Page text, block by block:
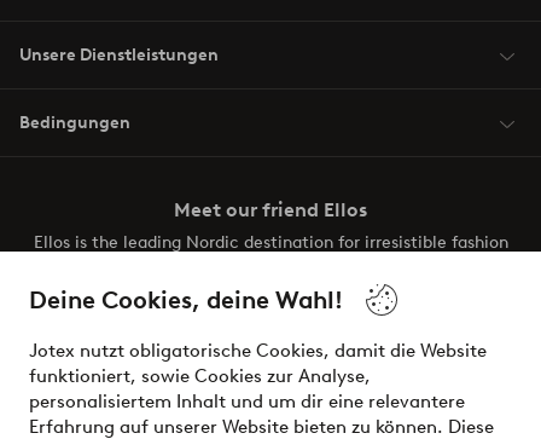
Deine Cookies, deine Wahl!
Jotex nutzt obligatorische Cookies, damit die Website
funktioniert, sowie Cookies zur Analyse,
personalisiertem Inhalt und um dir eine relevantere
Erfahrung auf unserer Website bieten zu können. Diese
Unsere Dienstleistungen
Bedingungen
Meet our friend Ellos
Ellos is the leading Nordic destination for irresistible fashion
the latest trends, curated to make finding your next look
effortless. It’s all here.
Visit Ellos